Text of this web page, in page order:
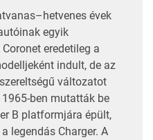
évek
egyik
eredetileg a
indult, de az
változatot
ben mutatták be
B platformjára épült,
legendás Charger. A